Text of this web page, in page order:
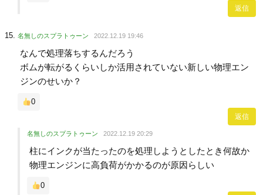
返信
名無しのスプラトゥーン 2022.12.19 19:46
なんで処理落ちするんだろう
ボムが転がるくらいしか活用されていない新しい物理エン
ジンのせいか？
0
返信
名無しのスプラトゥーン 2022.12.19 20:29
柱にインクが当たったのを処理しようとしたとき何故か
物理エンジンに高負荷がかかるのが原因らしい
0